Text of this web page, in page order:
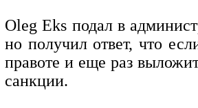
Oleg Eks подал в
но получил ответ, что
правоте и еще раз
санкции.